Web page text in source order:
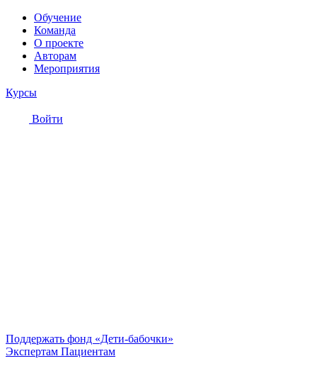
Обучение
Команда
О проекте
Авторам
Мероприятия
Курсы
Войти
Поддержать фонд «Дети-бабочки»
Экспертам Пациентам